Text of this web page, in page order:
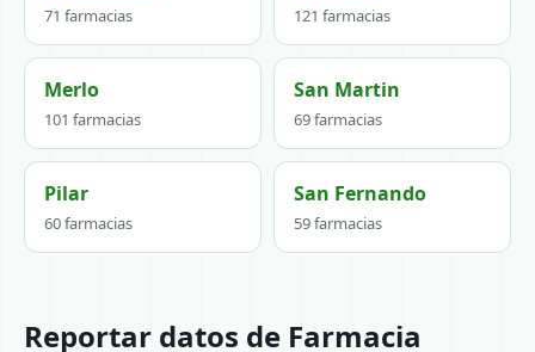
71 farmacias 121 farmacias
Merlo
101 farmacias
San Martin
69 farmacias
Pilar
60 farmacias
San Fernando
59 farmacias
Reportar datos de Farmacia